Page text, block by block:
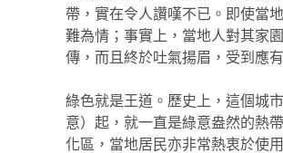
帶，實在令人讚嘆不已。即使當
難為情；事實上，當地人對其家
傳，而且終於吐氣揚眉，受到應
綠色就是王道。歷史上，這個城
意）起，就一直是綠意盎然的熱
化區，當地居民亦非常熱衷於使